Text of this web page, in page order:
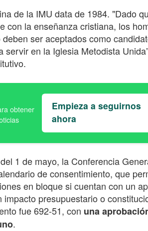
de la IMU data de 1984. "Dado
con la enseñanza cristiana, los
ser aceptados como
en la Iglesia Metodista
Empieza a seguirnos
ahora
1 de mayo, la Conferencia
de consentimiento, que
en bloque si cuentan con un
presupuestario o
fue 692-51, con una
.